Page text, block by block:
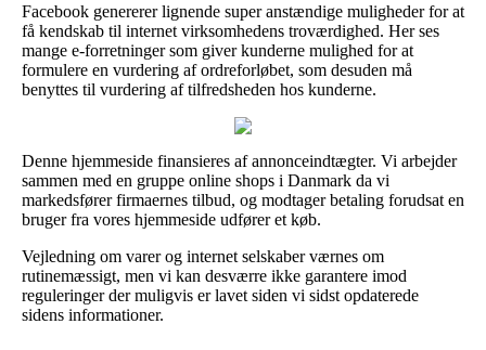
Facebook genererer lignende super anstændige muligheder for at
få kendskab til internet virksomhedens troværdighed. Her ses
mange e-forretninger som giver kunderne mulighed for at
formulere en vurdering af ordreforløbet, som desuden må
benyttes til vurdering af tilfredsheden hos kunderne.
Denne hjemmeside finansieres af annonceindtægter. Vi arbejder
sammen med en gruppe online shops i Danmark da vi
markedsfører firmaernes tilbud, og modtager betaling forudsat en
bruger fra vores hjemmeside udfører et køb.
Vejledning om varer og internet selskaber værnes om
rutinemæssigt, men vi kan desværre ikke garantere imod
reguleringer der muligvis er lavet siden vi sidst opdaterede
sidens informationer.